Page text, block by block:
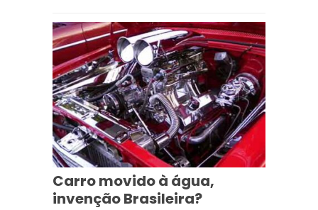
Carro movido à água,
invenção Brasileira?